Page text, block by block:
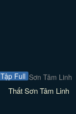
Tập Full
Thất Sơn Tâm Linh